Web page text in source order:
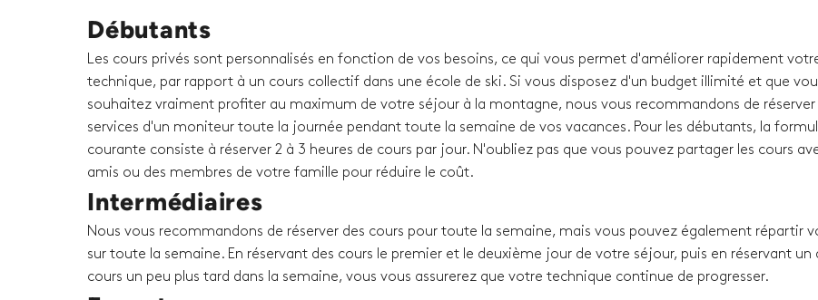
Débutants
Les cours privés sont personnalisés en fonction de vos besoins, ce qui vous permet d'améliorer rapidement
technique, par rapport à un cours collectif dans une école de ski. Si vous disposez d'un budget illimité et que
souhaitez vraiment profiter au maximum de votre séjour à la montagne, nous vous recommandons de réserver
services d'un moniteur toute la journée pendant toute la semaine de vos vacances. Pour les débutants, la
courante consiste à réserver 2 à 3 heures de cours par jour. N'oubliez pas que vous pouvez partager les cours
amis ou des membres de votre famille pour réduire le coût.
Intermédiaires
Nous vous recommandons de réserver des cours pour toute la semaine, mais vous pouvez également répartir
sur toute la semaine. En réservant des cours le premier et le deuxième jour de votre séjour, puis en réservant un
cours un peu plus tard dans la semaine, vous vous assurerez que votre technique continue de progresser.